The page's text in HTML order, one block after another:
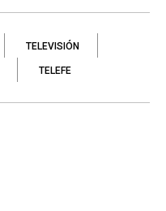
TELEVISIÓN
TELEFE